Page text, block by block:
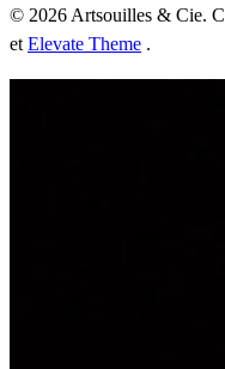
© 2026 Artsouilles & Cie.
et Elevate Theme .